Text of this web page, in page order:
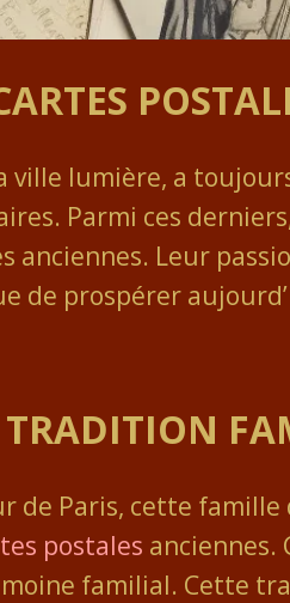
ville lumière, a
Parmi ces
anciennes. Leur
de prospérer
de Paris, cette
postales anciennes.
familial. Cette